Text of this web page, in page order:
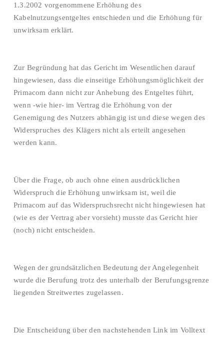
1.3.2002 vorgenommene Erhöhung des
Kabelnutzungsentgeltes entschieden und die Erhöhung für
unwirksam erklärt.
Zur Begründung hat das Gericht im Wesentlichen darauf
hingewiesen, dass die einseitige Erhöhungsmöglichkeit der
Primacom dann nicht zur Anhebung des Entgeltes führt,
wenn -wie hier- im Vertrag die Erhöhung von der
Genemigung des Nutzers abhängig ist und diese wegen des
Widerspruches des Klägers nicht als erteilt angesehen
werden kann.
Über die Frage, ob auch ohne einen ausdrücklichen
Widerspruch die Erhöhung unwirksam ist, weil die
Primacom auf das Widerspruchsrecht nicht hingewiesen hat
(wie es der Vertrag aber vorsieht) musste das Gericht hier
(noch) nicht entscheiden.
Wegen der grundsätzlichen Bedeutung der Angelegenheit
wurde die Berufung trotz des unterhalb der Berufungsgrenze
liegenden Streitwertes zugelassen.
Die Entscheidung über den nachstehenden Link im Volltext